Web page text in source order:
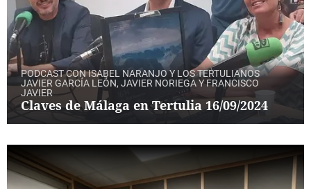
PODCAST CON ISABEL NARANJO Y LOS TERTULIANOS
JAVIER GARCÍA LEÓN, JAVIER NORIEGA Y FRANCISCO
JAVIER
Claves de Málaga en Tertulia 16/09/2024